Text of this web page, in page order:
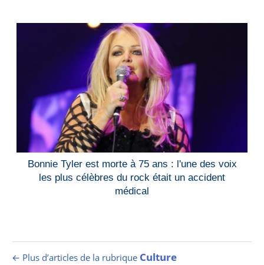
Bonnie Tyler est morte à 75 ans : l'une des voix
les plus célèbres du rock était un accident
médical
← Plus d’articles de la rubrique Culture